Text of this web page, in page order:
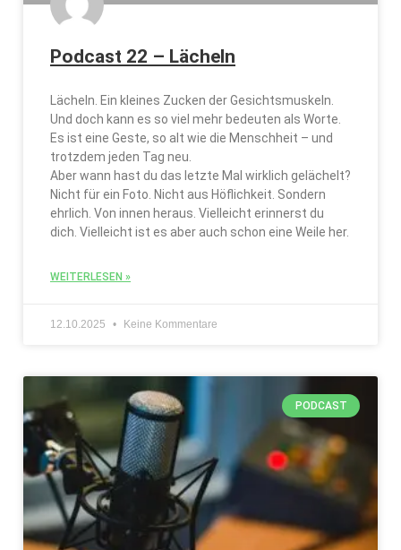
Podcast 22 – Lächeln
Lächeln. Ein kleines Zucken der Gesichtsmuskeln.
Und doch kann es so viel mehr bedeuten als Worte.
Es ist eine Geste, so alt wie die Menschheit – und
trotzdem jeden Tag neu.
Aber wann hast du das letzte Mal wirklich gelächelt?
Nicht für ein Foto. Nicht aus Höflichkeit. Sondern
ehrlich. Von innen heraus. Vielleicht erinnerst du
dich. Vielleicht ist es aber auch schon eine Weile her.
WEITERLESEN »
12.10.2025 Keine Kommentare
PODCAST